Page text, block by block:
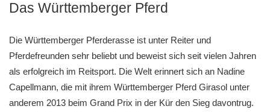
Das Württemberger Pferd
Die Württemberger Pferderasse ist unter Reiter und
Pferdefreunden sehr beliebt und beweist sich seit vielen Jahren
als erfolgreich im Reitsport. Die Welt erinnert sich an Nadine
Capellmann, die mit ihrem Württemberger Pferd Girasol unter
anderem 2013 beim Grand Prix in der Kür den Sieg davontrug.